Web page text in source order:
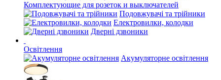
Комплектующие для розеток и выключателей
Подовжувачі та трійники
Електровилки, колодки
Дверні дзвоники
Освітлення
Акумуляторне освітлення